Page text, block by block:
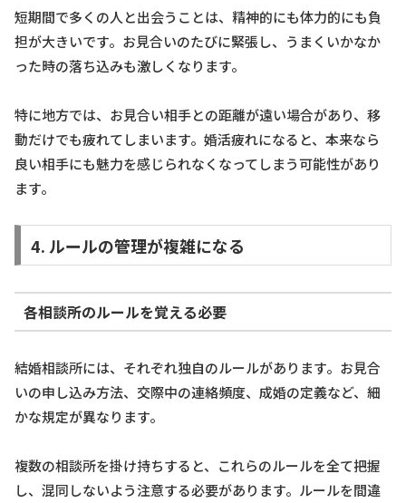
短期間で多くの人と出会うことは、精神的にも体力的にも負
担が大きいです。お見合いのたびに緊張し、うまくいかなか
った時の落ち込みも激しくなります。
特に地方では、お見合い相手との距離が遠い場合があり、移
動だけでも疲れてしまいます。婚活疲れになると、本来なら
良い相手にも魅力を感じられなくなってしまう可能性があり
ます。
4. ルールの管理が複雑になる
各相談所のルールを覚える必要
結婚相談所には、それぞれ独自のルールがあります。お見合
いの申し込み方法、交際中の連絡頻度、成婚の定義など、細
かな規定が異なります。
複数の相談所を掛け持ちすると、これらのルールを全て把握
し、混同しないよう注意する必要があります。ルールを間違